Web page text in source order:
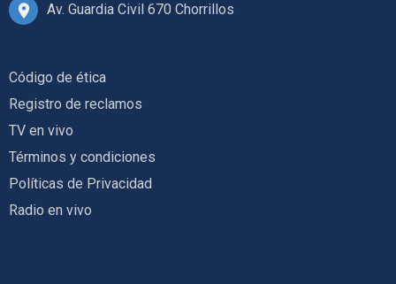
Av. Guardia Civil 670 Chorrillos
Código de ética
Registro de reclamos
TV en vivo
Términos y condiciones
Políticas de Privacidad
Radio en vivo